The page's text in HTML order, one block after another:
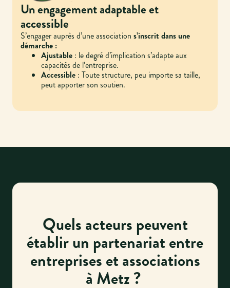
Un engagement adaptable et
accessible
S’engager auprès d’une associations’inscrit dans une
démarche :
Ajustable : le degré d’implication s’adapte aux
capacités de l’entreprise.
Accessible : Toute structure, peu importe sa taille,
peut apporter son soutien.
Quels acteurs peuvent
établir un partenariat entre
entreprises et associations
à Metz ?